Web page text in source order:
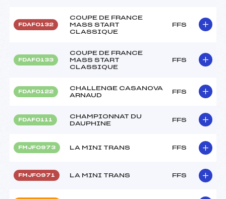
FDAF0132
COUPE DE FRANCE
MASS START
CLASSIQUE
FFS
FDAF0133
COUPE DE FRANCE
MASS START
CLASSIQUE
FFS
FDAF0122
CHALLENGE CASANOVA
ARNAUD
FFS
FDAF0111
CHAMPIONNAT DU
DAUPHINE
FFS
FMJF0973 LA MINI TRANS FFS
FMJF0971 LA MINI TRANS FFS